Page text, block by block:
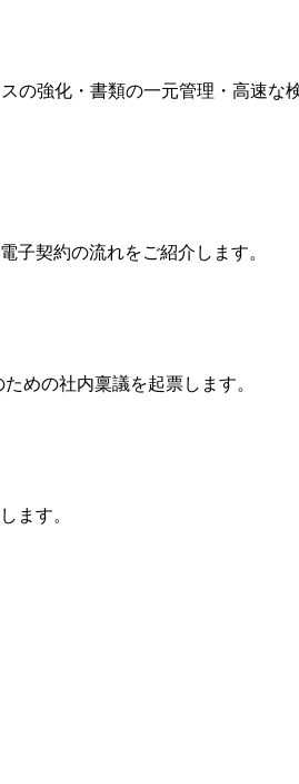
の強化・書類の一元管理・高速な
子契約の流れをご紹介します。
めの社内稟議を起票します。
ます。